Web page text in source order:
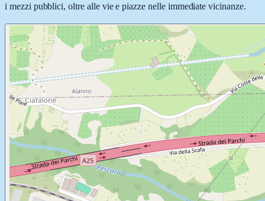
i mezzi pubblici, oltre alle vie e piazze nelle immediate vicinanze.